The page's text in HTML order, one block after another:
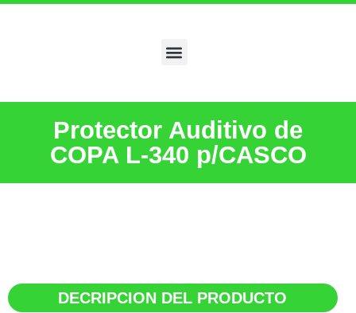
Protector Auditivo de
COPA L-340 p/CASCO
DECRIPCION DEL PRODUCTO